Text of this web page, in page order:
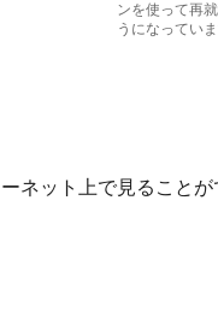
ンを使って再
うになっていま
ネット上で見ることが